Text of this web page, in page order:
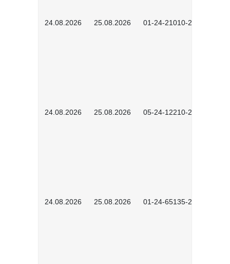
24.08.2026 25.08.2026 01-24-21010-2602
24.08.2026 25.08.2026 05-24-12210-2601
24.08.2026 25.08.2026 01-24-65135-2601